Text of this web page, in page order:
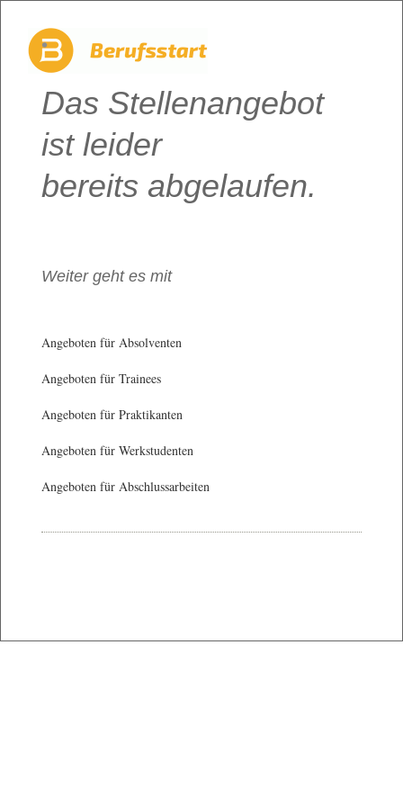
Das Stellenangebot
ist leider
bereits abgelaufen.
Weiter geht es mit
Angeboten für Absolventen
Angeboten für Trainees
Angeboten für Praktikanten
Angeboten für Werkstudenten
Angeboten für Abschlussarbeiten